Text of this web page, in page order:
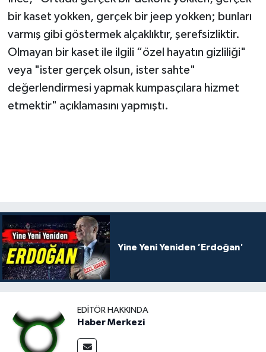
bir kaset yokken, gerçek bir jeep yokken; bunları
varmış gibi göstermek alçaklıktır, şerefsizliktir.
Olmayan bir kaset ile ilgili “özel hayatın gizliliği"
veya "ister gerçek olsun, ister sahte"
değerlendirmesi yapmak kumpasçılara hizmet
etmektir" açıklamasını yapmıştı.
Yine Yeni Yeniden ‘Erdoğan'
EDITÖR HAKKINDA
Haber Merkezi